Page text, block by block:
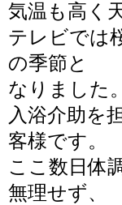
気温も高く
テレビでは
の季節と
なりました。
入浴介助を
客様です。
ここ数日体
無理せず、